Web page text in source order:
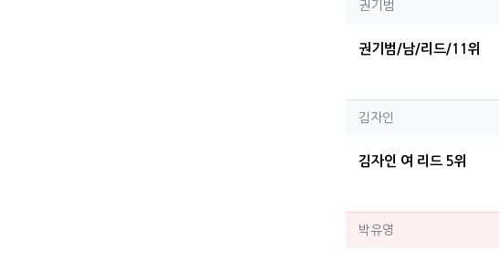
권기범
권기범/남/리드/11위
김자인님의 댓
김자인
김자인 여 리드 5위
박유영님의 댓
박유영